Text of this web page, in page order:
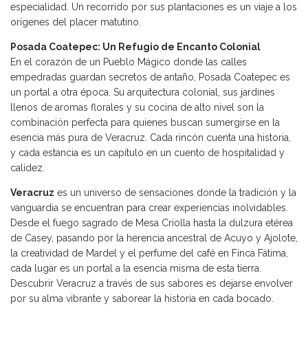
especialidad. Un recorrido por sus plantaciones es un viaje a los
orígenes del placer matutino.
Posada Coatepec: Un Refugio de Encanto Colonial
En el corazón de un Pueblo Mágico donde las calles
empedradas guardan secretos de antaño, Posada Coatepec es
un portal a otra época. Su arquitectura colonial, sus jardines
llenos de aromas florales y su cocina de alto nivel son la
combinación perfecta para quienes buscan sumergirse en la
esencia más pura de Veracruz. Cada rincón cuenta una historia,
y cada estancia es un capítulo en un cuento de hospitalidad y
calidez.
Veracruz es un universo de sensaciones donde la tradición y la
vanguardia se encuentran para crear experiencias inolvidables.
Desde el fuego sagrado de Mesa Criolla hasta la dulzura etérea
de Casey, pasando por la herencia ancestral de Acuyo y Ajolote,
la creatividad de Mardel y el perfume del café en Finca Fátima,
cada lugar es un portal a la esencia misma de esta tierra.
Descubrir Veracruz a través de sus sabores es dejarse envolver
por su alma vibrante y saborear la historia en cada bocado.